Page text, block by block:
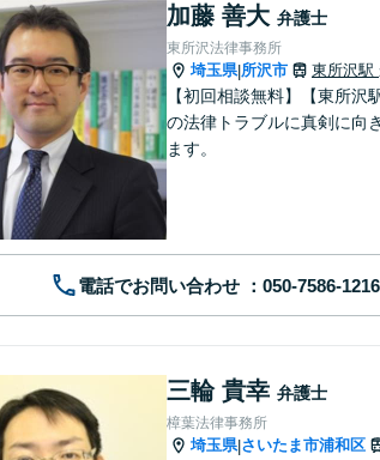
加藤 善大 弁護士
東所沢法律事務所
埼玉県|所沢市 東所沢駅
【初回相談無料】【東所
の法律トラブルに真剣に向
ます。
電話でお問い合わせ
三輪 貴幸 弁護士
樟葉法律事務所
埼玉県|さいたま市浦和区